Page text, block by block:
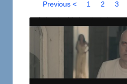
Previous < 1 2 3